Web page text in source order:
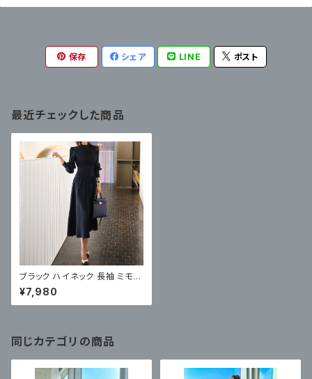
保存 シェア LINE ポスト
最近チェックした商品
ブラック ハイネック 長袖 ミモレ
丈 パーティーワンピース
¥7,980
同じカテゴリの商品